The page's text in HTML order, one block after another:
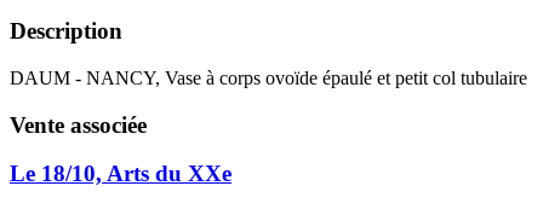
Description
DAUM - NANCY, Vase à corps ovoïde épaulé et petit col tubulaire
Vente associée
Le 18/10, Arts du XXe